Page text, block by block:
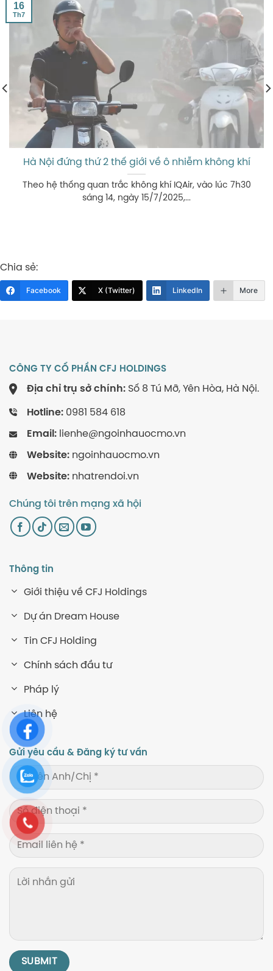
Hà Nội đứng thứ 2 thế giới về ô nhiễm không khí
Theo hệ thống quan trắc không khí IQAir, vào lúc 7h30
sáng 14, ngày 15/7/2025,...
16
Th7
Chia sẻ:
Facebook X (Twitter) LinkedIn More
CÔNG TY CỔ PHẦN CFJ HOLDINGS
Địa chỉ trụ sở chính: Số 8 Tú Mỡ, Yên Hòa, Hà Nội.
Hotline: 0981 584 618
Email: lienhe@ngoinhauocmo.vn
Website: ngoinhauocmo.vn
Website: nhatrendoi.vn
Chúng tôi trên mạng xã hội
Thông tin
Giới thiệu về CFJ Holdings
Dự án Dream House
Tin CFJ Holding
Chính sách đầu tư
Pháp lý
Liên hệ
Gửi yêu cầu & Đăng ký tư vấn